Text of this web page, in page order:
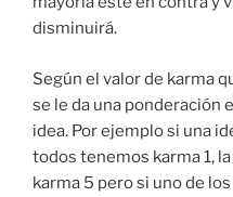
disminuirá.
Según el valor de karma
se le da una ponderación
idea. Por ejemplo si una
todos tenemos karma 1,
karma 5 pero si uno de